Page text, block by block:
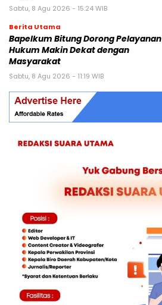
Sabtu, 8 Agu 2026 - 15:24 WIB
Berita Utama
Bapelkum Bitung Dorong Pelayanan
Hukum Makin Dekat dengan
Masyarakat
Sabtu, 8 Agu 2026 - 11:19 WIB